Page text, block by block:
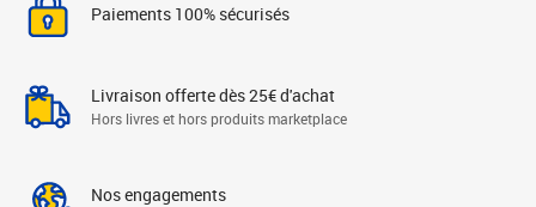
Paiements 100% sécurisés
Livraison offerte dès 25€ d'achat
Hors livres et hors produits marketplace
Nos engagements